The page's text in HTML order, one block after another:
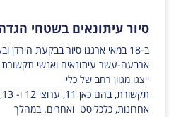
סיור עיתונאים בשטחי
ב-18 במאי ארגנו סיור בבקעת הירדן
ארבעה-עשר עיתונאים ואנשי
ייצגו מגוון רחב של כלי
אחרונות, כלכליסט ואחרים. במהלך